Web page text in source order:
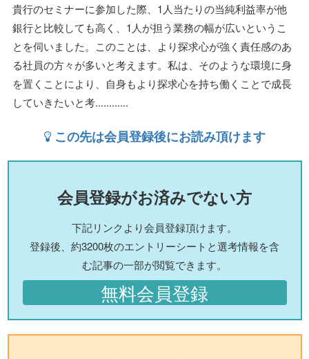
貴行のセミナーに参加した際、1人当たりの当純利益率が他
銀行と比較しても高く、1人が担う業務の幅が広いというこ
とを伺いました。このことは、より探求心が強く責任感のあ
る社員の方々が多いと考えます。私は、そのような環境に身
を置くことにより、自身もより探求心を持ち働くことで成長
していきたいと考............
この先は会員登録後にお読み頂けます
会員登録がお済みでない方
下記リンクより会員登録頂けます。
登録後、約3200枚のエントリーシートと選考情報を含
む記事の一部が閲覧できます。
無料会員登録